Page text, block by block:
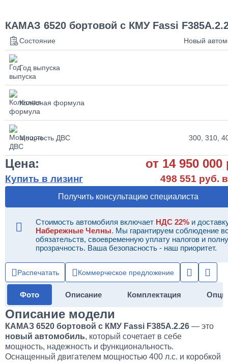
КАМАЗ 6520 бортовой с КМУ Fassi
Состояние Новый
Год выпуска
Колёсная формула
Мощность ДВС 300, 310,
Цена: от 14 950 000
Купить в лизинг 498 551 руб.
Получить консультацию специалиста
Стоимость автомобиля включает НДС 22% и
Набережные Челны. Мы гарантируем соблюдение
обязательств, своевременную уплату налогов и
прозрачность. Ваша безопасность - наш приоритет.
Распечатать Коммерческое предложение
Фото Описание Комплектация
Описание модели
КАМАЗ 6520 бортовой с КМУ Fassi F385A.2.26 — это
новый автомобиль, который сочетает в себе
мощность, надежность и функциональность.
Оснащенный двигателем мощностью 400 л.с. и коробкой